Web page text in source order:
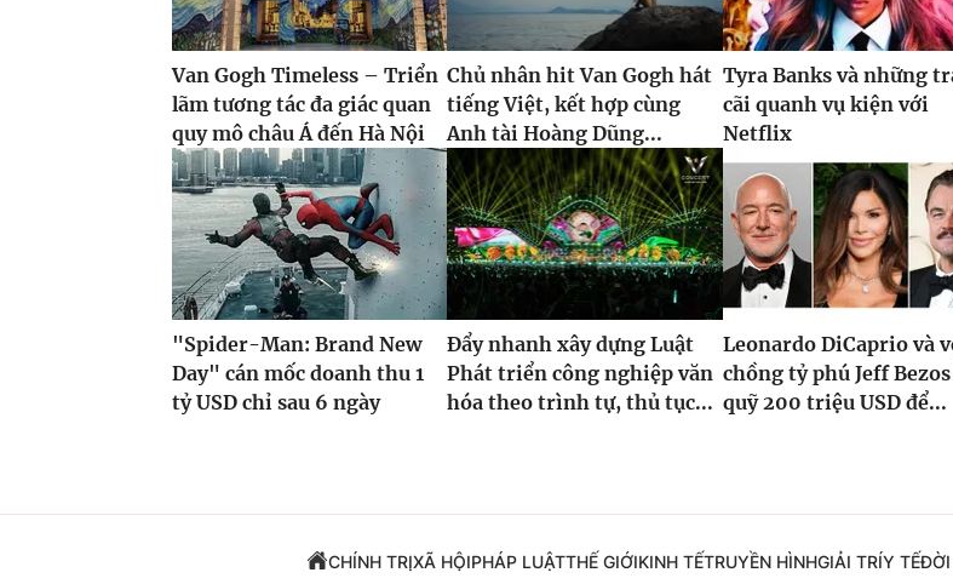
Van Gogh Timeless – Triển
lãm tương tác đa giác quan
quy mô châu Á đến Hà Nội
Chủ nhân hit Van Gogh hát
tiếng Việt, kết hợp cùng
Anh tài Hoàng Dũng...
Tyra Banks và những
cãi quanh vụ kiện với
Netflix
"Spider-Man: Brand New
Day" cán mốc doanh thu 1
tỷ USD chỉ sau 6 ngày
Đẩy nhanh xây dựng Luật
Phát triển công nghiệp văn
hóa theo trình tự, thủ tục...
Leonardo DiCaprio và
chồng tỷ phú Jeff
quỹ 200 triệu USD để...
CHÍNH TRỊXÃ HỘIPHÁP LUẬTTHẾ GIỚIKINH TẾTRUYỀN HÌNHGIẢI TRÍY TẾĐỜI